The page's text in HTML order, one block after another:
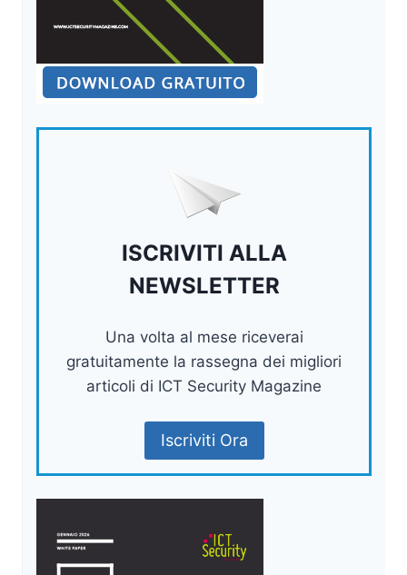
ISCRIVITI ALLA
NEWSLETTER
Una volta al mese riceverai
gratuitamente la rassegna dei migliori
articoli di ICT Security Magazine
Iscriviti Ora